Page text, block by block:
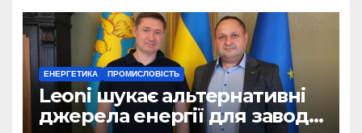
ЕНЕРГЕТИКА ПРОМИСЛОВІСТЬ
Leoni шукає альтернативні
джерела енергії для заводу